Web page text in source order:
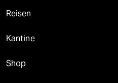
Reisen
Kantine
Shop